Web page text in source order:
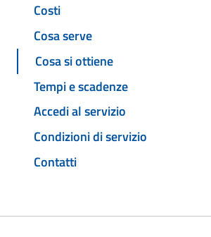
Costi
Cosa serve
Cosa si ottiene
Tempi e scadenze
Accedi al servizio
Condizioni di servizio
Contatti